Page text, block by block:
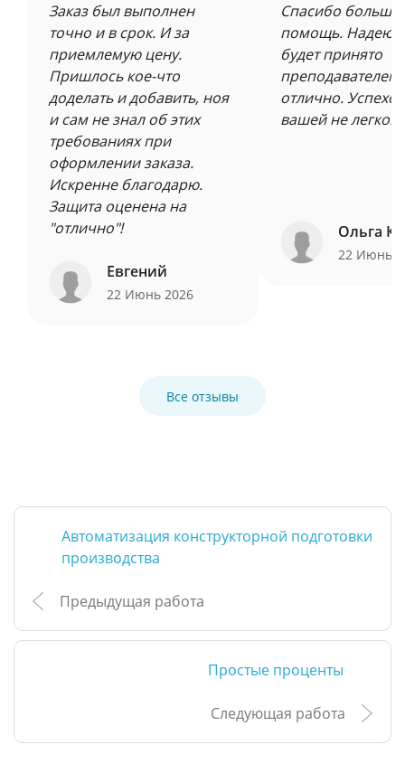
Заказ был выполнен
точно и в срок. И за
приемлемую цену.
Пришлось кое-что
доделать и добавить, ноя
и сам не знал об этих
требованиях при
оформлении заказа.
Искренне благодарю.
Защита оценена на
"отлично"!
Евгений
22 Июнь 2026
Спасибо
помощь.
будет принято
преподавателем
отлично.
вашей не легкой
Ольга
22 Июнь
Все отзывы
Автоматизация конструкторной подготовки
производства
Предыдущая работа
Простые проценты
Следующая работа